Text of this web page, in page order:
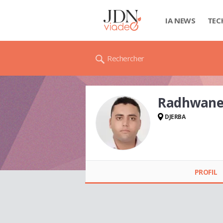
IA NEWS
Rechercher
CHAGRA
DJERBA
PROFIL